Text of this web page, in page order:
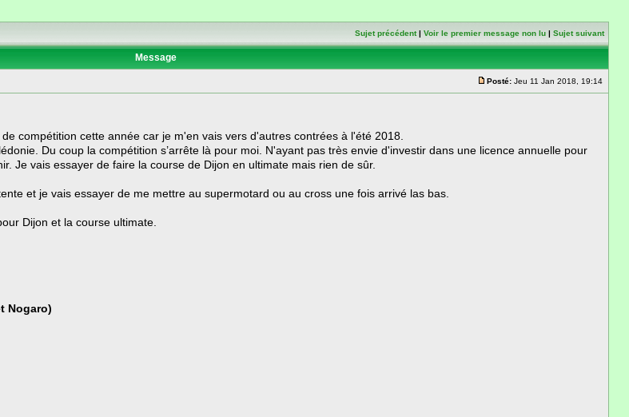
Sujet précédent| Voir le premier message non lu | Sujet suivant
Message
Posté: Jeu 11 Jan 2018, 19:14
compétition cette année car je m'en vais vers d'autres contrées à l'été 2018.
Du coup la compétition s’arrête là pour moi. N'ayant pas très envie d'investir dans une licence annuelle pour
Je vais essayer de faire la course de Dijon en ultimate mais rien de sûr.
et je vais essayer de me mettre au supermotard ou au cross une fois arrivé las bas.
Dijon et la course ultimate.
Nogaro)